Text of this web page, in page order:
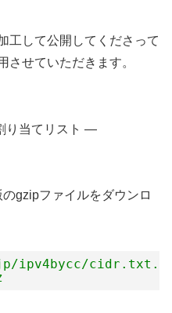
工して公開してくださって
させていただきます。
り当てリスト ―
gzipファイルをダウンロ
ipv4bycc/